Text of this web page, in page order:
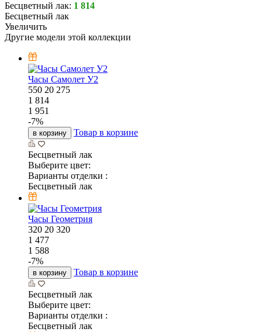
Бесцветный лак: 1 814
Бесцветный лак
Увеличить
Другие модели этой коллекции
Часы Самолет У2
550 20 275
1 814
1 951
-7%
в корзину Товар в корзине
Бесцветный лак
Выберите цвет:
Варианты отделки :
Бесцветный лак
Часы Геометрия
320 20 320
1 477
1 588
-7%
в корзину Товар в корзине
Бесцветный лак
Выберите цвет:
Варианты отделки :
Бесцветный лак